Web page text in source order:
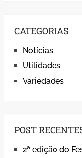
CATEGORIAS
Notícias
Utilidades
Variedades
POST
2ª edição do